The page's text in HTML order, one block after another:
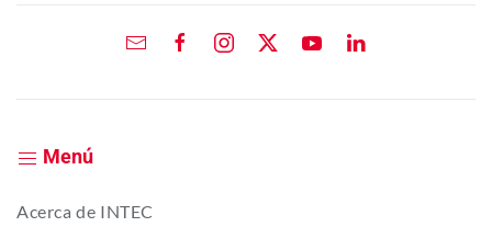
Menú
Acerca de INTEC